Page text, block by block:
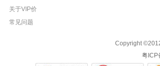
关于VIP价
常见问题
Copyright ©
粤ICP